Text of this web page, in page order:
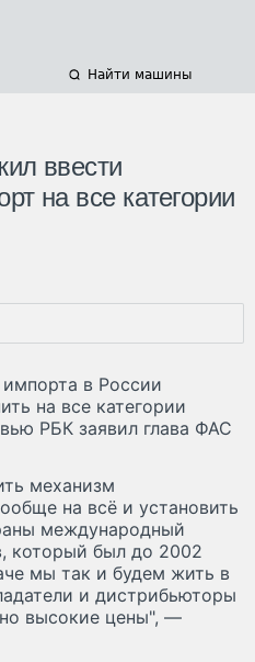
Найти машины
ввести
на все категории
в России
на все категории
РБК заявил глава ФАС
механизм
на всё и установить
международный
который был до 2002
мы так и будем жить в
и дистрибьюторы
высокие цены", —